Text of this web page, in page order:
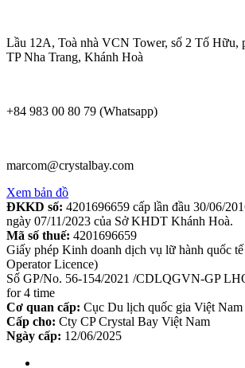
Lầu 12A, Toà nhà VCN Tower, số 2 Tố Hữu,
TP Nha Trang, Khánh Hoà
+84 983 00 80 79 (Whatsapp)
marcom@crystalbay.com
Xem bản đồ
ĐKKD số: 4201696659 cấp lần đầu 30/06/
ngày 07/11/2023 của Sở KHDT Khánh Hoà.
Mã số thuế: 4201696659
Giấy phép Kinh doanh dịch vụ lữ hành quốc
Operator Licence)
Số GP/No. 56-154/2021 /CDLQGVN-GP
for 4 time
Cơ quan cấp: Cục Du lịch quốc gia Việt Nam
Cấp cho: Cty CP Crystal Bay Việt Nam
Ngày cấp: 12/06/2025